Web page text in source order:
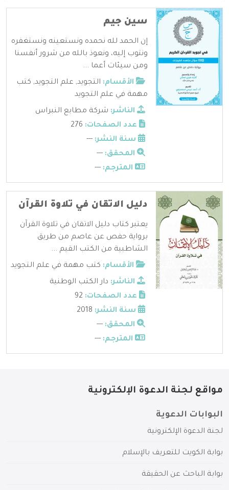
سين جيم
إن الحمد لله نحمده ونستعينه ونستغفره
ونتوب إليه، ونعوذ بالله من شرور أنفسنا
ومن سيئات أعما ...
الأقسام: التجويد, علم التجويد, كتب
مهمة في علم التجويد
الناشر: شركة مطابع النبراس
عدد الصفحات:
سنة النشر: ---
المحقق: ---
المترجم: ---
دليل الاتقان في تلاوة القرآن
يعتبر كتاب دليل الاتقان في تلاوة القرآن
برواية حفص عن عاصم من طريق
الشاطبية من الكتب القيم ...
الأقسام: كتب مهمة في علم التجويد
الناشر: دار الكتب الوطنية
عدد الصفحات:
سنة النشر:
المحقق: ---
المترجم: ---
مواقع لجنة الدعوة الإلكترونية
البوابات الدعوية
لجنة الدعوة الإلكترونية
بوابة الكويت للتعريف بالإسلام
بوابة الباحث عن الحقيقة